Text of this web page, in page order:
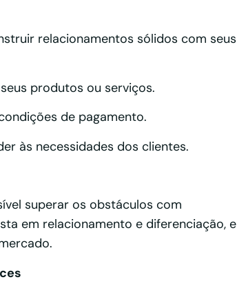
relacionamentos sólidos com seus
produtos ou serviços.
de pagamento.
às necessidades dos clientes.
superar os obstáculos com
em relacionamento e diferenciação, e